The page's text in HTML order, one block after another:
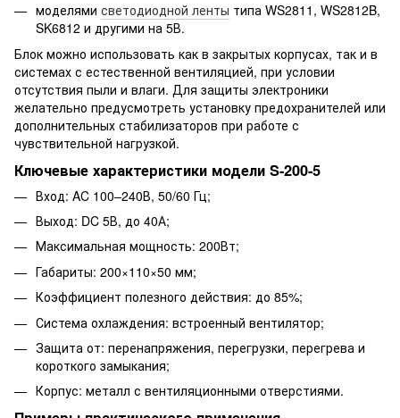
моделями светодиодной ленты типа WS2811, WS2812B,
SK6812 и другими на 5В.
Блок можно использовать как в закрытых корпусах, так и в
системах с естественной вентиляцией, при условии
отсутствия пыли и влаги. Для защиты электроники
желательно предусмотреть установку предохранителей или
дополнительных стабилизаторов при работе с
чувствительной нагрузкой.
Ключевые характеристики модели S-200-5
Вход: AC 100–240В, 50/60 Гц;
Выход: DC 5В, до 40А;
Максимальная мощность: 200Вт;
Габариты: 200×110×50 мм;
Коэффициент полезного действия: до 85%;
Система охлаждения: встроенный вентилятор;
Защита от: перенапряжения, перегрузки, перегрева и
короткого замыкания;
Корпус: металл с вентиляционными отверстиями.